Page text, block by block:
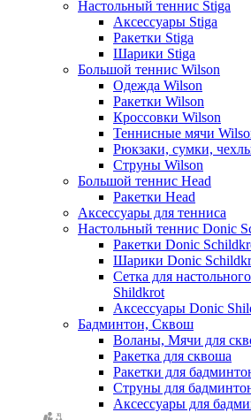
Настольный теннис Stiga
Аксессуары Stiga
Ракетки Stiga
Шарики Stiga
Большой теннис Wilson
Одежда Wilson
Ракетки Wilson
Кроссовки Wilson
Теннисные мячи
Рюкзаки, сумки,
Струны Wilson
Большой теннис Head
Ракетки Head
Аксессуары для тенниса
Настольный теннис Donic
Ракетки Donic
Шарики Donic
Сетка для
Shildkrot
Аксессуары Donic
Бадминтон, Сквош
Воланы, Мячи для
Ракетка для сквоша
Ракетки для
Струны для
Аксессуары для